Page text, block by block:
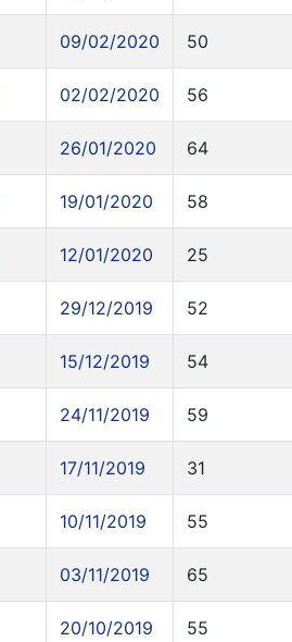
09/02/2020 50
02/02/2020 56
26/01/2020 64
19/01/2020 58
12/01/2020 25
29/12/2019 52
15/12/2019 54
24/11/2019 59
17/11/2019 31
10/11/2019 55
03/11/2019 65
20/10/2019 55